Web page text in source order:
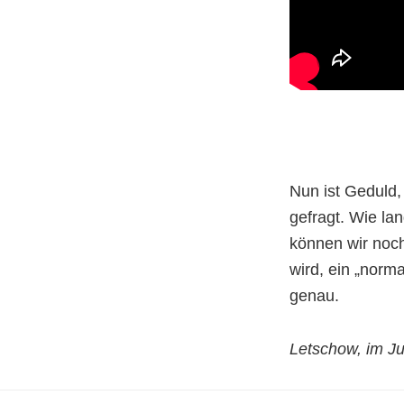
Nun ist
gefragt. Wie
können wir
wird, ein
genau.
Letschow, im